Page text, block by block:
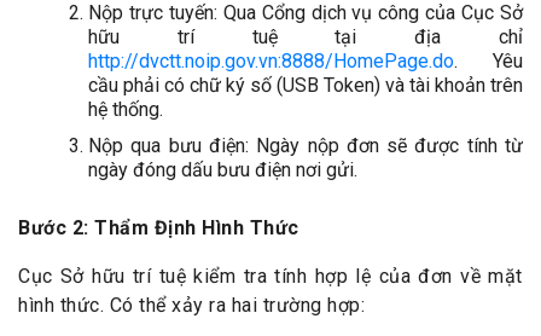
Nộp trực tuyến: Qua Cổng dịch vụ công của Cục Sở
hữu trí tuệ tại địa chỉ
http://dvctt.noip.gov.vn:8888/HomePage.do. Yêu
cầu phải có chữ ký số (USB Token) và tài khoản trên
hệ thống.
Nộp qua bưu điện: Ngày nộp đơn sẽ được tính từ
ngày đóng dấu bưu điện nơi gửi.
Bước 2: Thẩm Định Hình Thức
Cục Sở hữu trí tuệ kiểm tra tính hợp lệ của đơn về mặt
hình thức. Có thể xảy ra hai trường hợp: